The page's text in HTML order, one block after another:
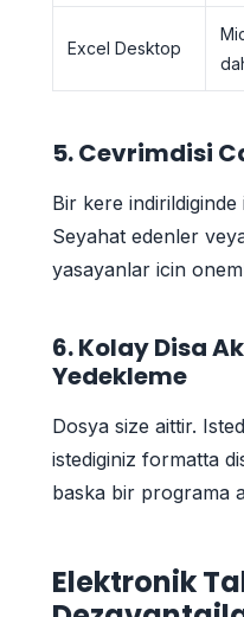
Excel Desktop
5. Cevrimdisi
Bir kere
Seyahat edenler
yasayanlar icin
6. Kolay Disa
Yedekleme
Dosya size aittir.
istediginiz formatta
baska bir programa
Elektronik